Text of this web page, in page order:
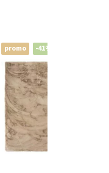
promo -41%